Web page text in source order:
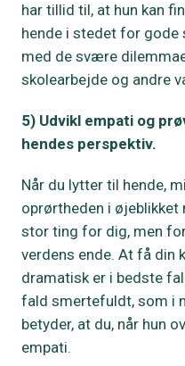
har tillid til, at hun kan
hende i stedet for gode
med de svære
skolearbejde og andre
5) Udvikl empati og
hendes perspektiv.
Når du lytter til hende,
oprørtheden i øjeblikket
stor ting for dig, men
verdens ende. At få din
dramatisk er i bedste
fald smertefuldt, som i
betyder, at du, når hun
empati.